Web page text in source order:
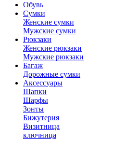
Обувь
Сумки
Женские сумки
Мужские сумки
Рюкзаки
Женские рюкзаки
Мужские рюкзаки
Багаж
Дорожные сумки
Аксессуары
Шапки
Шарфы
Зонты
Бижутерия
Визитница
ключница